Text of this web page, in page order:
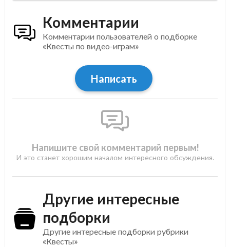
Комментарии
Комментарии пользователей о подборке
«Квесты по видео-играм»
Написать
Напишите свой комментарий первым!
И это станет хорошим началом интересного обсуждения.
Другие интересные
подборки
Другие интересные подборки рубрики
«Квесты»